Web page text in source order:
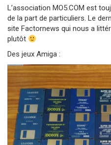
L’association MO5.COM est
de la part de particuliers. Le
site Factornews qui nous a
plutôt
Des jeux Amiga :